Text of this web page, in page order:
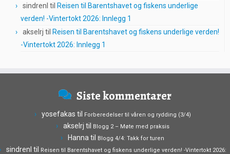
sindrenl til Reisen til Barentshavet og fiskens underlige
verden! -Vintertokt 2026: Innlegg 1
akselrj til Reisen til Barentshavet og fiskens underlige verden!
-Vintertokt 2026: Innlegg 1
Siste kommentarer
yosefakas til Forberedelser til våren og rydding (3/4)
akselrj til Blogg 2 – Møte med praksis
Hanna til Blogg 4/4: Takk for turen
sindrenl til Reisen til Barentshavet og fiskens underlige verden! -Vintertokt 2026: